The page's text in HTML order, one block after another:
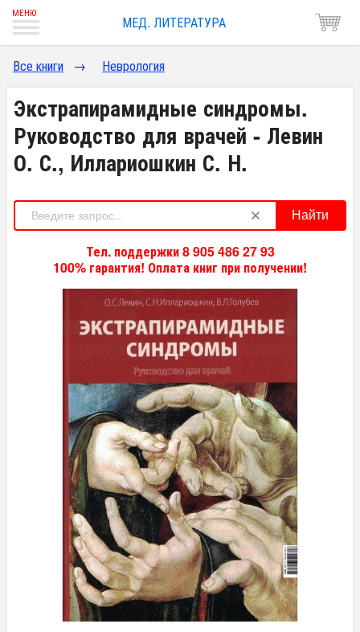
МЕД. ЛИТЕРАТУРА
Все книги → Неврология
Экстрапирамидные синдромы.
Руководство для врачей - Левин
О. С., Иллариошкин С. Н.
Найти
Тел. поддержки 8 905 486 27 93
100% гарантия! Оплата книг при получении!